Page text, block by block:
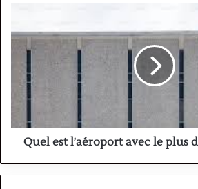
l’aéroport
avec
plus
en
2025
Quel est l’aéroport avec le plus